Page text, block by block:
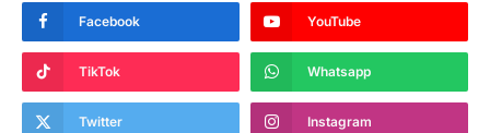
Facebook YouTube
TikTok Whatsapp
Twitter Instagram